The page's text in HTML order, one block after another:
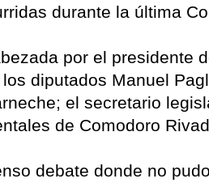
durante la última
por el presidente
diputados Manuel
el secretario
de Comodoro
debate donde no